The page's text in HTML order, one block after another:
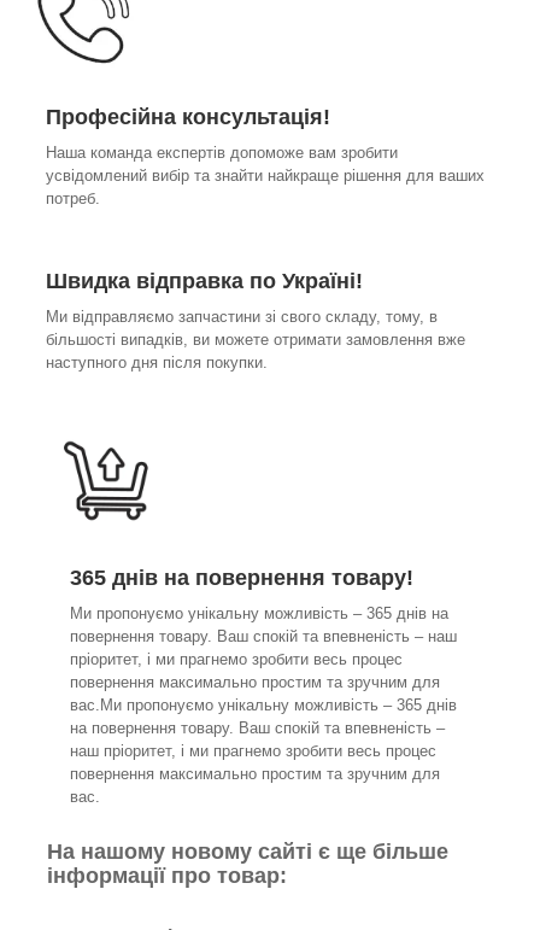
Професійна консультація!
Наша команда експертів допоможе вам зробити
усвідомлений вибір та знайти найкраще рішення для ваших
потреб.
Швидка відправка по Україні!
Ми відправляємо запчастини зі свого складу, тому, в
більшості випадків, ви можете отримати замовлення вже
наступного дня після покупки.
365 днів на повернення товару!
Ми пропонуємо унікальну можливість – 365 днів на
повернення товару. Ваш спокій та впевненість – наш
пріоритет, і ми прагнемо зробити весь процес
повернення максимально простим та зручним для
вас.Ми пропонуємо унікальну можливість – 365 днів
на повернення товару. Ваш спокій та впевненість –
наш пріоритет, і ми прагнемо зробити весь процес
повернення максимально простим та зручним для
вас.
На нашому новому сайті є ще більше
інформації про товар: